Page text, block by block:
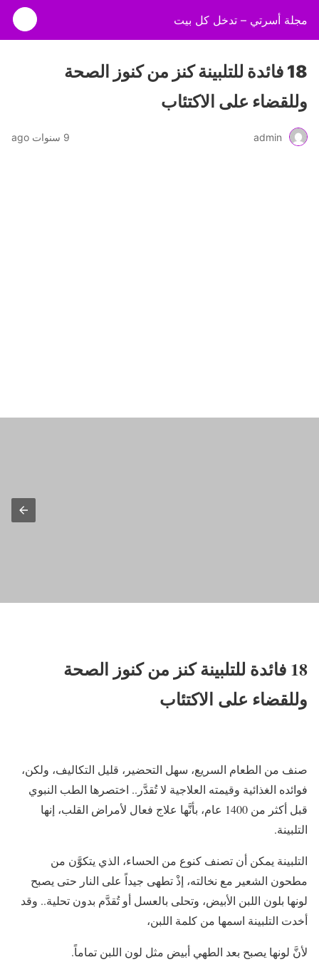
مجلة أسرتي – تدخل كل بيت
18 فائدة للتلبينة كنز من كنوز الصحة
وللقضاء على الاكتئاب
admin 9 سنوات ago
18 فائدة للتلبينة كنز من كنوز الصحة
وللقضاء على الاكتئاب
صنف من الطعام السريع، سهل التحضير، قليل التكاليف، ولكن،
فوائده الغذائية وقيمته العلاجية لا تُقدَّر.. اختصرها الطب النبوي
قبل أكثر من 1400 عام، بأنَّها علاج فعال لأمراض القلب، إنها
التلبينة.
التلبينة يمكن أن تصنف كنوع من الحساء، الذي يتكوَّن من
مطحون الشعير مع نخالته، إذْ تطهى جيداً على النار حتى يصبح
لونها بلون اللبن الأبيض، وتحلى بالعسل أو تُقدَّم بدون تحلية.. وقد
أخدت التلبينة اسمها من كلمة اللبن،
لأنَّ لونها يصبح بعد الطهي أبيض مثل لون اللبن تماماً.